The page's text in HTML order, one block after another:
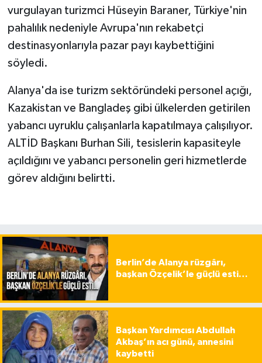
vurgulayan turizmci Hüseyin Baraner, Türkiye'nin
pahalılık nedeniyle Avrupa'nın rekabetçi
destinasyonlarıyla pazar payı kaybettiğini
söyledi.
Alanya'da ise turizm sektöründeki personel açığı,
Kazakistan ve Bangladeş gibi ülkelerden getirilen
yabancı uyruklu çalışanlarla kapatılmaya çalışılıyor.
ALTİD Başkanı Burhan Sili, tesislerin kapasiteyle
açıldığını ve yabancı personelin geri hizmetlerde
görev aldığını belirtti.
Berlin’de Alanya rüzgârı,
başkan Özçelik’le güçlü esti…
Başkan Yardımcısı Abdullah
Akbaş’ın acı günü, annesini
kaybetti